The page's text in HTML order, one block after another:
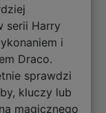
serii Harry
i
Draco.
sprawdzi
kluczy lub
magicznego